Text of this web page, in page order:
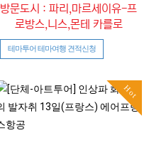
방문도시 : 파리,마르세이유-프
로방스,니스,몬테 카를로
테마투어 테마여행 견적신청
Hot